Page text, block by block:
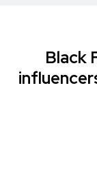
Black